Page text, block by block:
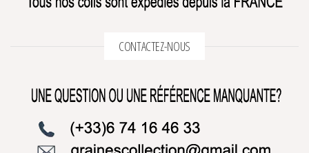
CONTACTEZ-NOUS